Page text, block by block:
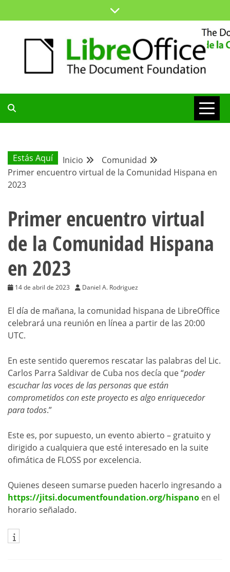
al
BLOG DE LA
COMUNIDAD
HISPANA
Estás Aquí Inicio
Comunidad
Primer encuentro virtual de la Comunidad Hispana en
2023
Primer encuentro virtual
de la Comunidad Hispana
en 2023
14 de abril de 2023 Daniel A. Rodriguez
El día de mañana, la comunidad hispana de LibreOffice
celebrará una reunión en línea a partir de las 20:00
UTC.
En este sentido queremos rescatar las palabras del Lic.
Carlos Parra Saldivar de Cuba nos decía que “poder
escuchar las voces de las personas que están
comprometidos con este proyecto es algo enriquecedor
para todos.”
Este es, por supuesto, un evento abierto – gratuito y
dirigido a cualquiera que esté interesado en la suite
ofimática de FLOSS por excelencia.
Quienes deseen sumarse pueden hacerlo ingresando a
https://jitsi.documentfoundation.org/hispano en el
horario señalado.